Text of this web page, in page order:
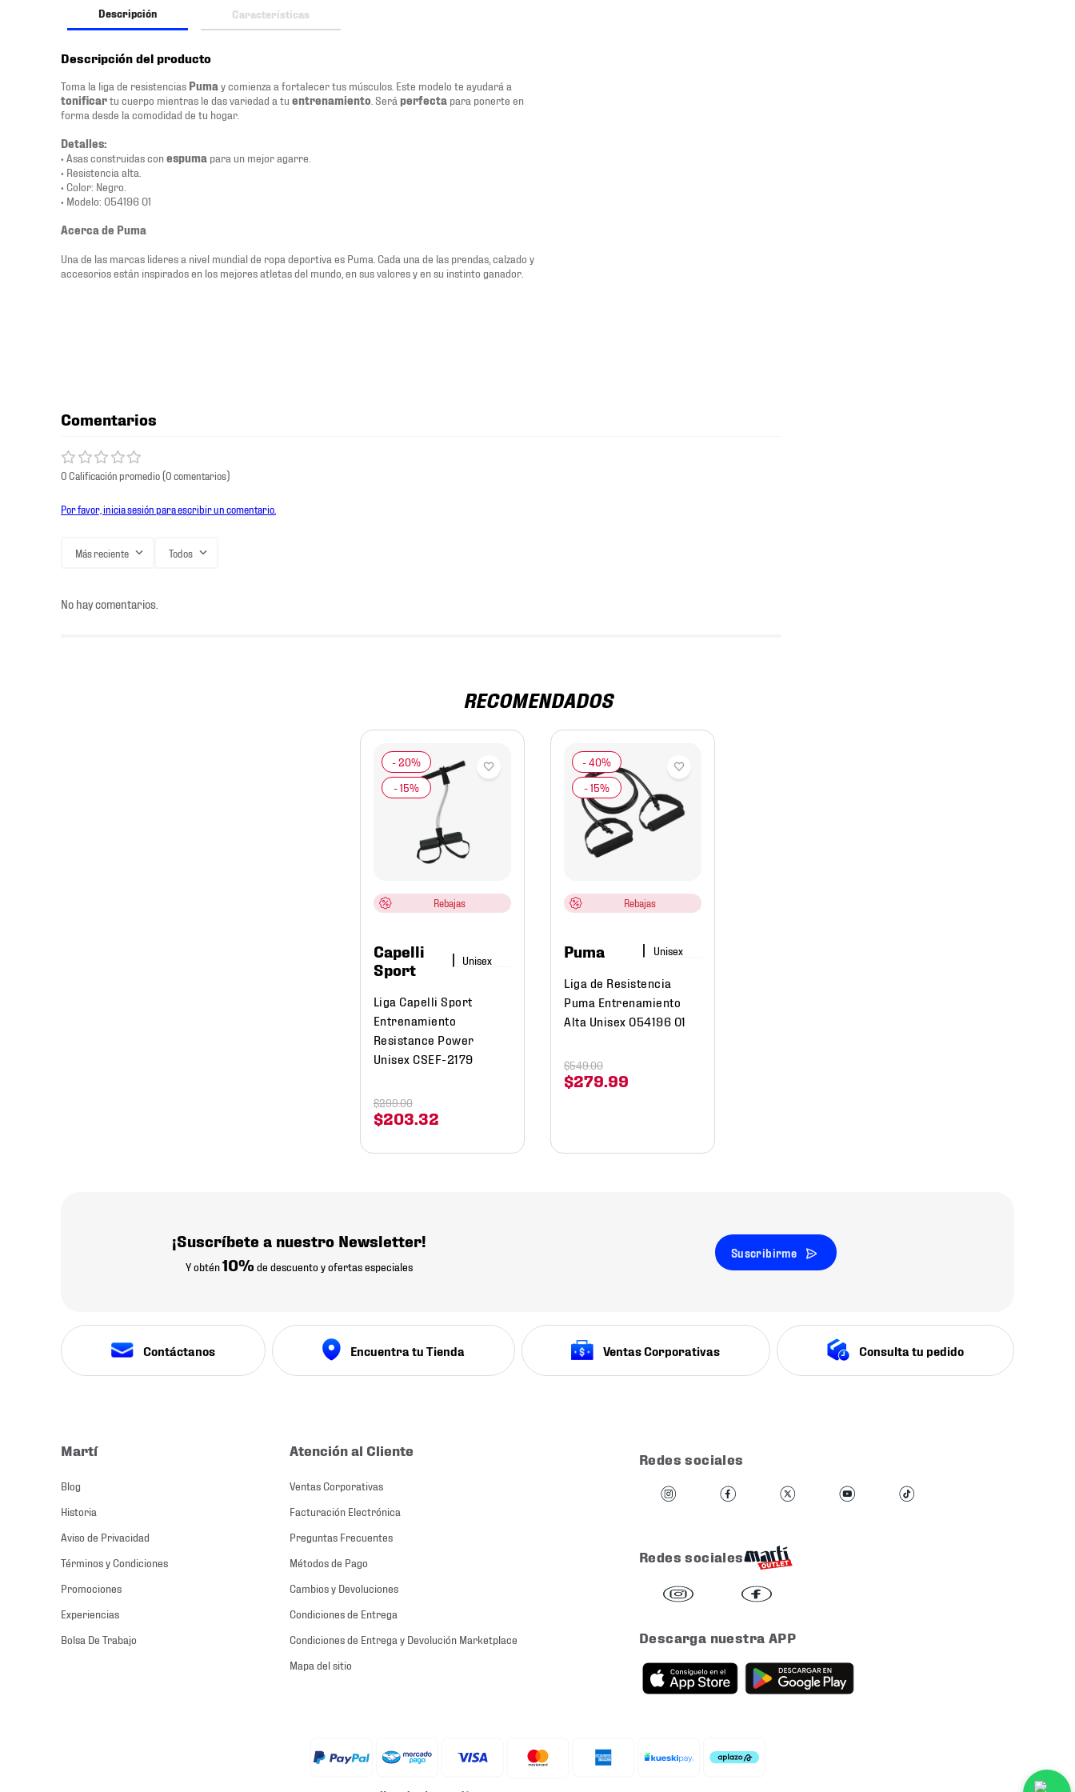
Descripción Características
Descripción del producto
Toma la liga de resistencias Puma y comienza a fortalecer tus músculos. Este modelo te ayudará a
tonificartu cuerpo mientras le das variedad a tu entrenamiento . Será perfecta para ponerte en
forma desde la comodidad de tu hogar.
Detalles:
• Asas construidas conespuma para un mejor agarre.
• Resistencia alta.
• Color: Negro.
• Modelo: 054196 01
Acerca de Puma
Una de las marcas lideres a nivel mundial de ropa deportiva es Puma. Cada una de las prendas, calzado y
accesorios están inspirados en los mejores atletas del mundo, en sus valores y en su instinto ganador.
Comentarios
0 Calificación promedio(0 comentarios)
Por favor, inicia sesión para escribir un comentario.
Más reciente Todos
No hay comentarios.
RECOMENDADOS
Rebajas
Capelli
Sport
Liga Capelli Sport
Entrenamiento
Resistance Power
Unisex CSEF-2179
$203.32
$299.00
Rebajas
Puma
Liga de Resistencia
Puma Entrenamiento
Alta Unisex 054196 01
$279.99
$549.00
¡Suscríbete a nuestro Newsletter!
Y obtén10% de descuento y ofertas especiales
Suscribirme
Contáctanos Encuentra tu Tienda Ventas Corporativas Consulta tu pedido
Martí
Blog
Historia
Aviso de Privacidad
Términos y Condiciones
Promociones
Experiencias
Bolsa De Trabajo
Atención al Cliente
Ventas Corporativas
Facturación Electrónica
Preguntas Frecuentes
Métodos de Pago
Cambios y Devoluciones
Condiciones de Entrega
Condiciones de Entrega y Devolución Marketplace
Mapa del sitio
Redes sociales
Redes sociales
Descarga nuestra APP